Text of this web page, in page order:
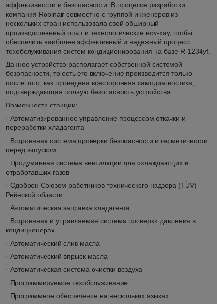
эффективности и безопасности. В процессе разработки
компания Robinair совместно с группой инженеров из
нескольких стран использовала свой обширный
производственный опыт и технологические ноу-хау, чтобы
обеспечить наиболее эффективный и надежный процесс
техобслуживания систем кондиционирования на базе R-1234yf.
Данное устройство располагает собственной системой
безопасности, то есть его включение производится только
после того, как проведена всесторонняя самодиагностика,
подтверждающая полную безопасность устройства.
Возможности станции:
· Автоматизированное управление процессом откачки и
переработки хладагента
· Встроенная система проверки безопасности и герметичности
перед запуском
· Продуманная система вентиляции для охлаждающих и
отработавших газов
· Одобрен Союзом работников технического надзора (TÜV)
Рейнской области
· Автоматическая заправка хладагента
· Встроенная и управляемая система проверки давления в
кондиционерах
· Автоматический слив масла
· Автоматический впрыск масла
· Автоматическая система очистки воздуха
· Программируемое техобслуживание
· Программное обеспечение на нескольких языках